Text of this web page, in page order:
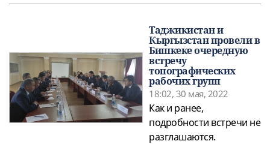
Таджикистан и
Кыргызстан провели в
Бишкеке очередную
встречу
топографических
рабочих групп
18:02, 30 мая, 2022
Как и ранее,
подробности встречи не
разглашаются.